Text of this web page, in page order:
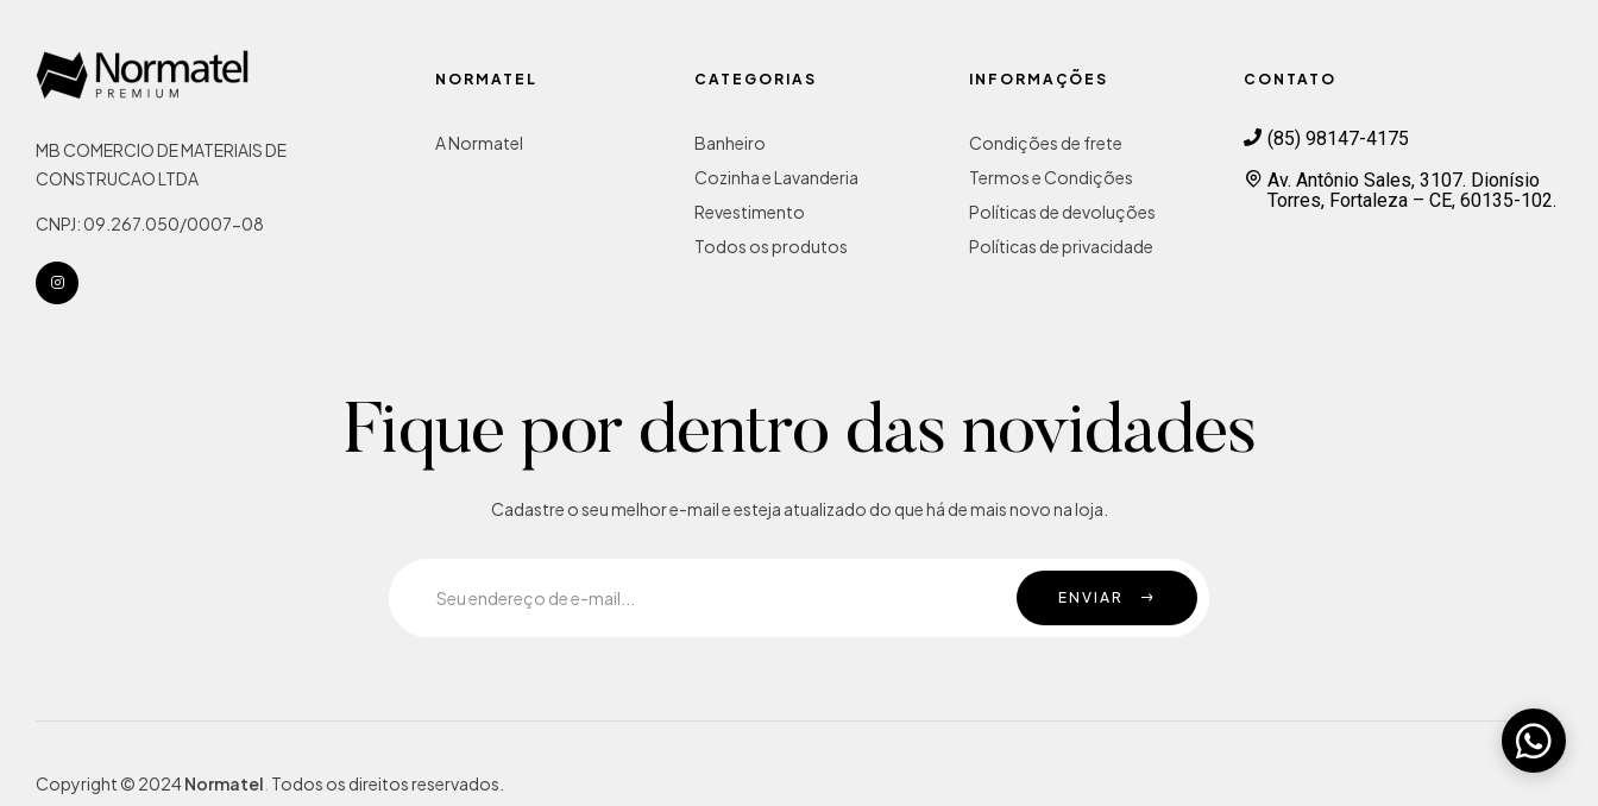
MB COMERCIO DE MATERIAIS DE
CONSTRUCAO LTDA
CNPJ: 09.267.050/0007-08
NORMATEL
A Normatel
CATEGORIAS
Banheiro
Cozinha e Lavanderia
Revestimento
Todos os produtos
INFORMAÇÕES
Condições de frete
Termos e Condições
Políticas de devoluções
Políticas de privacidade
CONTATO
(85) 98147-4175
Av. Antônio Sales, 3107. Dionísio
Torres, Fortaleza – CE, 60135-102.
Fique por dentro das novidades
Cadastre o seu melhor e-mail e esteja atualizado do que há de mais novo na loja.
ENVIAR
Copyright © 2024Normatel Todos os direitos reservados.